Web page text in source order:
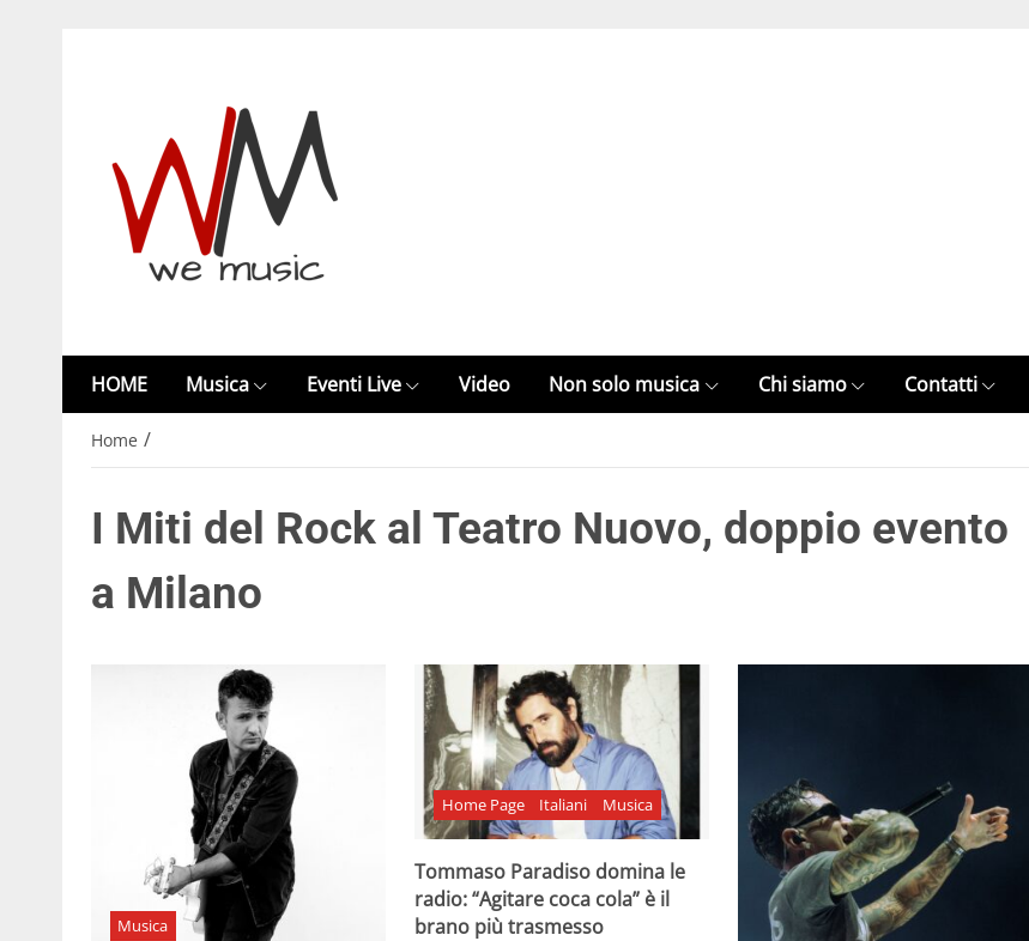
HOME Musica Eventi Live Video Non solo musica Chi siamo Contatti
Home /
I Miti del Rock al Teatro Nuovo, doppio evento
a Milano
Musica
Home Page Italiani Musica
Tommaso Paradiso domina le
radio: “Agitare coca cola” è il
brano più trasmesso